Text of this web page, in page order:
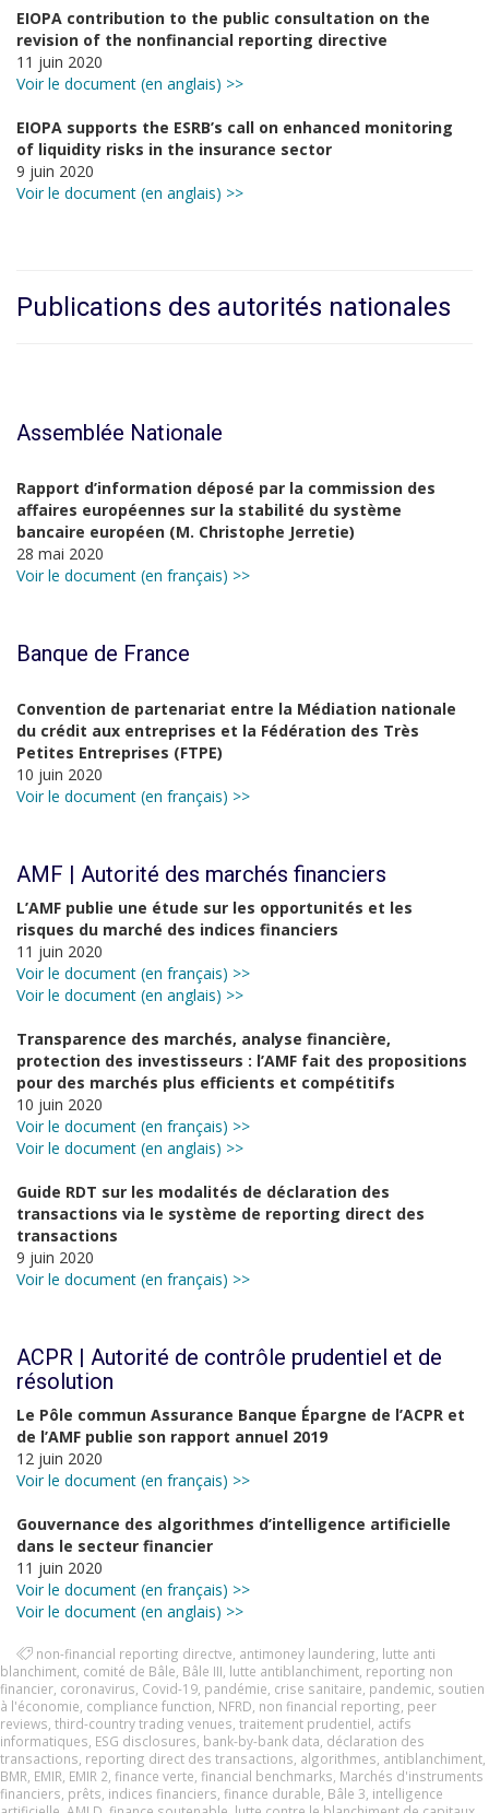
EIOPA contribution to the public consultation on the
revision of the nonfinancial reporting directive
11 juin 2020
Voir le document (en anglais) >>
EIOPA supports the ESRB’s call on enhanced monitoring
of liquidity risks in the insurance sector
9 juin 2020
Voir le document (en anglais) >>
Publications des autorités nationales
Assemblée Nationale
Rapport d’information déposé par la commission des
affaires européennes sur la stabilité du système
bancaire européen (M. Christophe Jerretie)
28 mai 2020
Voir le document (en français) >>
Banque de France
Convention de partenariat entre la Médiation nationale
du crédit aux entreprises et la Fédération des Très
Petites Entreprises (FTPE)
10 juin 2020
Voir le document (en français) >>
AMF | Autorité des marchés financiers
L’AMF publie une étude sur les opportunités et les
risques du marché des indices financiers
11 juin 2020
Voir le document (en français) >>
Voir le document (en anglais) >>
Transparence des marchés, analyse financière,
protection des investisseurs : l’AMF fait des propositions
pour des marchés plus efficients et compétitifs
10 juin 2020
Voir le document (en français) >>
Voir le document (en anglais) >>
Guide RDT sur les modalités de déclaration des
transactions via le système de reporting direct des
transactions
9 juin 2020
Voir le document (en français) >>
ACPR | Autorité de contrôle prudentiel et de
résolution
Le Pôle commun Assurance Banque Épargne de l’ACPR et
de l’AMF publie son rapport annuel 2019
12 juin 2020
Voir le document (en français) >>
Gouvernance des algorithmes d’intelligence artificielle
dans le secteur financier
11 juin 2020
Voir le document (en français) >>
Voir le document (en anglais) >>
non-financial reporting directve antimoney laundering lutte anti
blanchiment comité de Bâle Bâle III lutte antiblanchiment reporting non
financier coronavirus Covid-19 pandémie crise sanitaire pandemic soutien
à l'économie compliance function NFRD non financial reporting peer
reviews third-country trading venues traitement prudentiel actifs
informatiques ESG disclosures bank-by-bank data déclaration des
transactions reporting direct des transactions algorithmes antiblanchiment
BMR EMIR EMIR 2 finance verte financial benchmarks Marchés d'instruments
financiers prêts indices financiers finance durable Bâle 3 intelligence